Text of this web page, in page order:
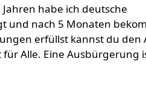
habe ich deutsche
und nach 5 Monaten
erfüllst kannst du den
Alle. Eine Ausbürgerung